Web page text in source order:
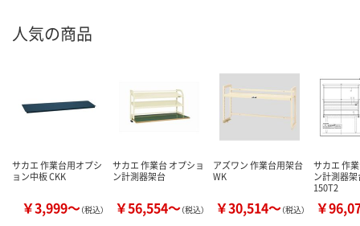
人気の商品
サカエ 作業台用オプシ
ョン中板 CKK
￥3,999～（税込）
サカエ 作業台 オプショ
ン計測器架台
￥56,554～（税込）
アズワン 作業台用架台
WK
￥30,514～（税込）
サカエ 作
ン計測器架
150T2
￥